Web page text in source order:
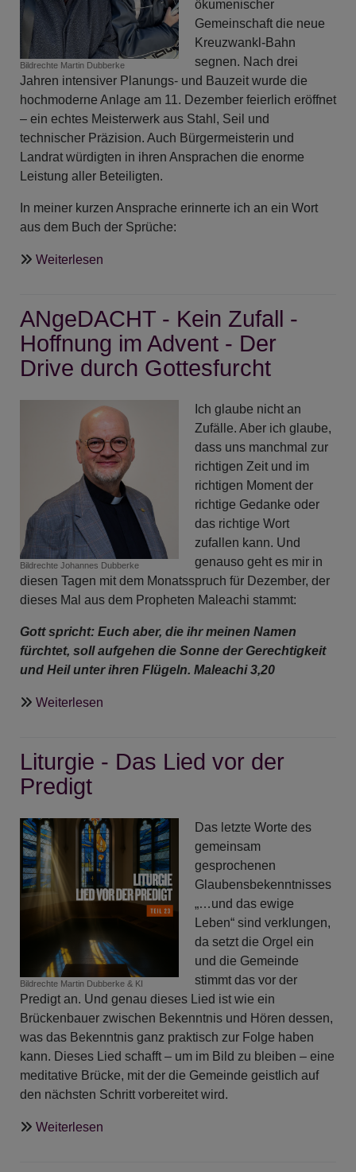
Bildrechte Martin Dubberke
ökumenischer
Gemeinschaft die neue
Kreuzwankl-Bahn
segnen. Nach drei
Jahren intensiver Planungs- und Bauzeit wurde die
hochmoderne Anlage am 11. Dezember feierlich eröffnet
– ein echtes Meisterwerk aus Stahl, Seil und
technischer Präzision. Auch Bürgermeisterin und
Landrat würdigten in ihren Ansprachen die enorme
Leistung aller Beteiligten.
In meiner kurzen Ansprache erinnerte ich an ein Wort
aus dem Buch der Sprüche:
Weiterlesen
für
die
neue
Kreuzwankl-
ANgeDACHT - Kein Zufall -
Hoffnung im Advent - Der
Drive durch Gottesfurcht
Bildrechte Johannes Dubberke
Ich glaube nicht an
Zufälle. Aber ich glaube,
dass uns manchmal zur
richtigen Zeit und im
richtigen Moment der
richtige Gedanke oder
das richtige Wort
zufallen kann. Und
genauso geht es mir in
diesen Tagen mit dem Monatsspruch für Dezember, der
dieses Mal aus dem Propheten Maleachi stammt:
Gott spricht: Euch aber, die ihr meinen Namen
fürchtet, soll aufgehen die Sonne der Gerechtigkeit
und Heil unter ihren Flügeln. Maleachi 3,20
Weiterlesen
Kein
Hoffnung
im
Advent
-
Der
Gottesfurcht
Liturgie - Das Lied vor der
Predigt
Bildrechte Martin Dubberke & KI
Das letzte Worte des
gemeinsam
gesprochenen
Glaubensbekenntnisses
„…und das ewige
Leben“ sind verklungen,
da setzt die Orgel ein
und die Gemeinde
stimmt das vor der
Predigt an. Und genau dieses Lied ist wie ein
Brückenbauer zwischen Bekenntnis und Hören dessen,
was das Bekenntnis ganz praktisch zur Folge haben
kann. Dieses Lied schafft – um im Bild zu bleiben – eine
meditative Brücke, mit der die Gemeinde geistlich auf
den nächsten Schritt vorbereitet wird.
Weiterlesen